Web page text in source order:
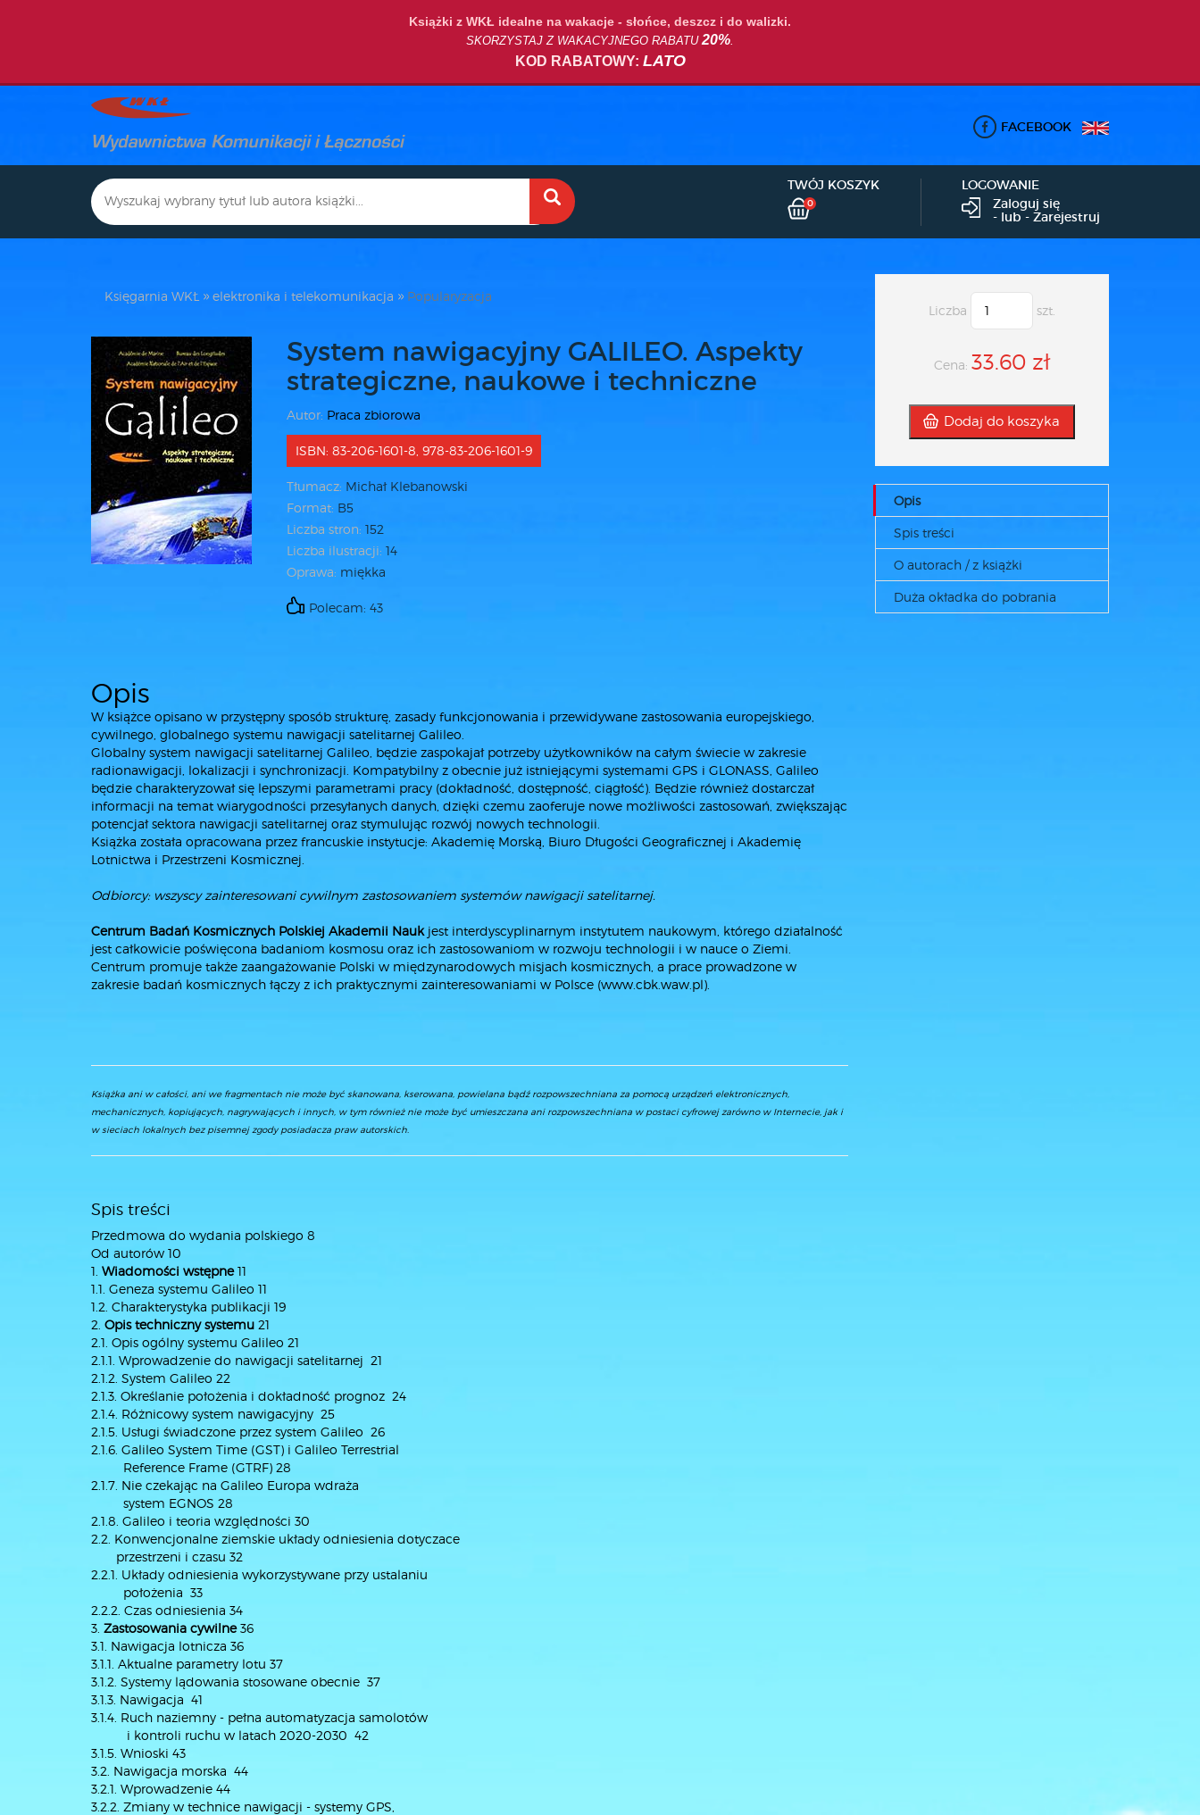
Książki z WKŁ idealne na wakacje - słońce, deszcz i do walizki.
SKORZYSTAJ Z WAKACYJNEGO RABATU20%.
KOD RABATOWY: LATO
FACEBOOK
TWÓJ KOSZYK
0
LOGOWANIE
Zaloguj się
- lub - Zarejestruj
Księgarnia WKŁ elektronika i telekomunikacja Popularyzacja
System nawigacyjny GALILEO. Aspekty
strategiczne, naukowe i techniczne
Autor: Praca zbiorowa
ISBN: 83-206-1601-8, 978-83-206-1601-9
Tłumacz: Michał Klebanowski
Format: B5
Liczba stron: 152
Liczba ilustracji: 14
Oprawa: miękka
Polecam: 43
Opis
W książce opisano w przystępny sposób strukturę, zasady funkcjonowania i przewidywane zastosowania europejskiego,
cywilnego, globalnego systemu nawigacji satelitarnej Galileo.
Globalny system nawigacji satelitarnej Galileo, będzie zaspokajał potrzeby użytkowników na całym świecie w zakresie
radionawigacji, lokalizacji i synchronizacji. Kompatybilny z obecnie już istniejącymi systemami GPS i GLONASS, Galileo
będzie charakteryzował się lepszymi parametrami pracy (dokładność, dostępność, ciągłość). Będzie również dostarczał
informacji na temat wiarygodności przesyłanych danych, dzięki czemu zaoferuje nowe możliwości zastosowań, zwiększając
potencjał sektora nawigacji satelitarnej oraz stymulując rozwój nowych technologii.
Książka została opracowana przez francuskie instytucje: Akademię Morską, Biuro Długości Geograficznej i Akademię
Lotnictwa i Przestrzeni Kosmicznej.
Odbiorcy: wszyscy zainteresowani cywilnym zastosowaniem systemów nawigacji satelitarnej.
Centrum Badań Kosmicznych Polskiej Akademii Naukjest interdyscyplinarnym instytutem naukowym, którego działalność
jest całkowicie poświęcona badaniom kosmosu oraz ich zastosowaniom w rozwoju technologii i w nauce o Ziemi.
Centrum promuje także zaangażowanie Polski w międzynarodowych misjach kosmicznych, a prace prowadzone w
zakresie badań kosmicznych łączy z ich praktycznymi zainteresowaniami w Polsce (www.cbk.waw.pl).
Książka ani w całości, ani we fragmentach nie może być skanowana, kserowana, powielana bądź rozpowszechniana za pomocą urządzeń elektronicznych,
mechanicznych, kopiujących, nagrywających i innych, w tym również nie może być umieszczana ani rozpowszechniana w postaci cyfrowej zarówno w Internecie, jak i
w sieciach lokalnych bez pisemnej zgody posiadacza praw autorskich.
Spis treści
Przedmowa do wydania polskiego 8
Od autorów 10
1. Wiadomości wstępne11
1.1. Geneza systemu Galileo 11
1.2. Charakterystyka publikacji 19
2. Opis techniczny systemu 21
2.1. Opis ogólny systemu Galileo 21
2.1.1. Wprowadzenie do nawigacji satelitarnej 21
2.1.2. System Galileo 22
2.1.3. Określanie położenia i dokładność prognoz 24
2.1.4. Różnicowy system nawigacyjny 25
2.1.5. Usługi świadczone przez system Galileo 26
2.1.6. Galileo System Time (GST) i Galileo Terrestrial
Reference Frame (GTRF) 28
2.1.7. Nie czekając na Galileo Europa wdraża
system EGNOS 28
2.1.8. Galileo i teoria względności 30
2.2. Konwencjonalne ziemskie układy odniesienia dotyczace
przestrzeni i czasu 32
2.2.1. Układy odniesienia wykorzystywane przy ustalaniu
położenia 33
2.2.2. Czas odniesienia 34
3. Zastosowania cywilne36
3.1. Nawigacja lotnicza 36
3.1.1. Aktualne parametry lotu 37
3.1.2. Systemy lądowania stosowane obecnie 37
3.1.3. Nawigacja 41
3.1.4. Ruch naziemny - pełna automatyzacja samolotów
i kontroli ruchu w latach 2020-2030 42
3.1.5. Wnioski 43
3.2. Nawigacja morska 44
3.2.1. Wprowadzenie 44
3.2.2. Zmiany w technice nawigacji - systemy GPS,
Liczba szt.
Cena: 33.60 zł
Dodaj do koszyka
Opis
Spis treści
O autorach / z książki
Duża okładka do pobrania